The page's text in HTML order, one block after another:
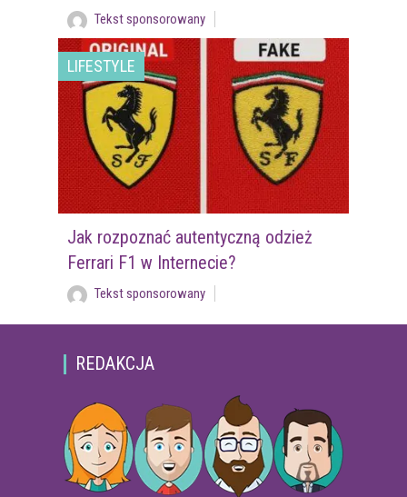
Tekst sponsorowany
LIFESTYLE
Jak rozpoznać autentyczną odzież
Ferrari F1 w Internecie?
Tekst sponsorowany
REDAKCJA